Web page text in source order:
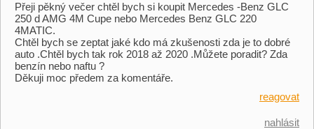
Přeji pěkný večer chtěl bych si koupit Mercedes -Benz GLC
250 d AMG 4M Cupe nebo Mercedes Benz GLC 220
4MATIC.
Chtěl bych se zeptat jaké kdo má zkušenosti zda je to dobré
auto .Chtěl bych tak rok 2018 až 2020 .Můžete poradit? Zda
benzín nebo naftu ?
Děkuji moc předem za komentáře.
reagovat
nahlásit